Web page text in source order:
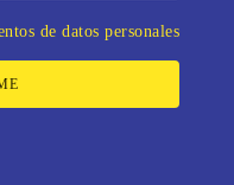
de datos personales